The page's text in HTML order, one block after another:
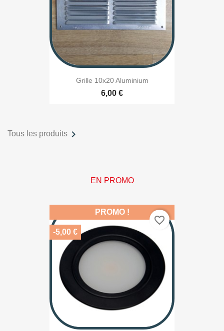
Grille 10x20 Aluminium
6,00 €
Tous les produits 
EN PROMO
PROMO !
-5,00 €
favorite_border